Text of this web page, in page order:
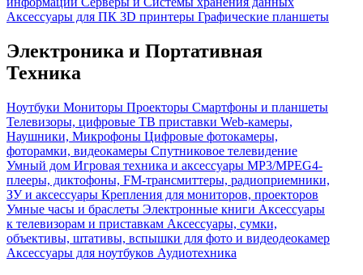
Аксессуары для ПК 3D принтеры Графические планшеты
Электроника и Портативная
Техника
Ноутбуки Мониторы Проекторы Смартфоны и планшеты
Телевизоры, цифровые ТВ приставки Web-камеры,
Наушники, Микрофоны Цифровые фотокамеры,
фоторамки, видеокамеры Спутниковое телевидение
Умный дом Игровая техника и аксессуары MP3/MPEG4-
плееры, диктофоны, FM-трансмиттеры, радиоприемники,
ЗУ и аксессуары Крепления для мониторов, проекторов
Умные часы и браслеты Электронные книги Аксессуары
к телевизорам и приставкам Аксессуары, сумки,
объективы, штативы, вспышки для фото и видеодеокамер
Аксессуары для ноутбуков Аудиотехника